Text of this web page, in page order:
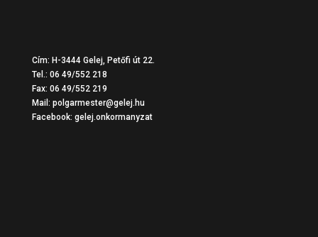
Cím: H-3444 Gelej, Petőfi út 22.
Tel.: 06 49/552 218
Fax: 06 49/552 219
Mail: polgarmester@gelej.hu
Facebook: gelej.onkormanyzat